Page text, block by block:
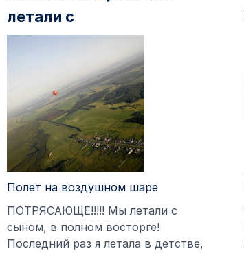
летали с
Полет на воздушном шаре
ПОТРЯСАЮЩЕ!!!!! Мы летали с
сыном, в полном восторге!
Последний раз я летала в детстве,